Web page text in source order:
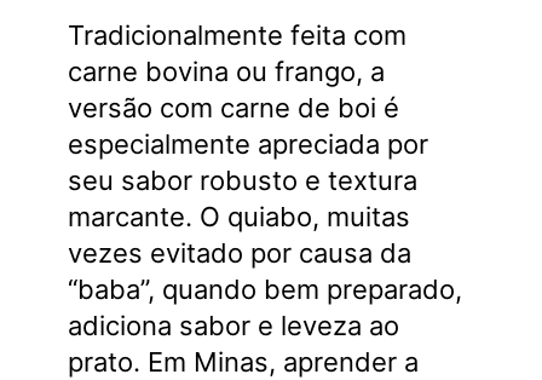
Tradicionalmente feita com
carne bovina ou frango, a
versão com carne de boi é
especialmente apreciada por
seu sabor robusto e textura
marcante. O quiabo, muitas
vezes evitado por causa da
“baba”, quando bem preparado,
adiciona sabor e leveza ao
prato. Em Minas, aprender a